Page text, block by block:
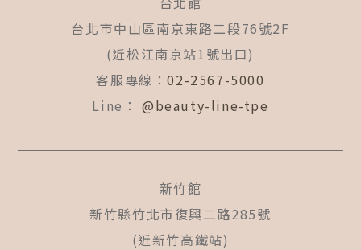
o
k
-
f
g
r
a
m
b
e
台北市中山區南京東路二段76號2F
(近松江南京站1號出口)
客服專線：02-2567-5000
Line： @beauty-line-tpe
新竹館
新竹縣竹北市復興二路285號
(近新竹高鐵站)